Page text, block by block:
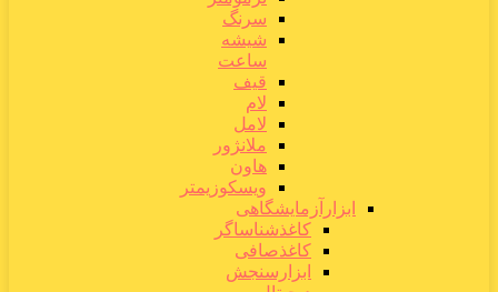
سرنگ
شیشه
ساعت
قیف
لام
لامل
ملانژور
هاون
ویسکوزیمتر
ابزارآزمایشگاهی
کاغذشناساگر
کاغذصافی
ابزارسنجش